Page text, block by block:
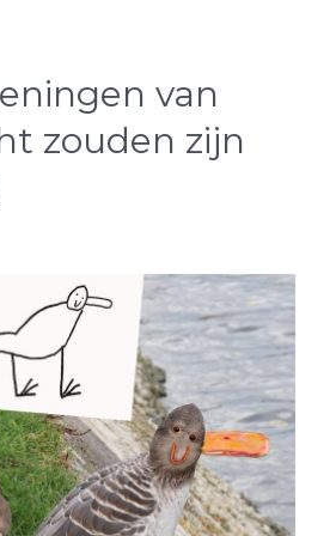
van
zouden zijn